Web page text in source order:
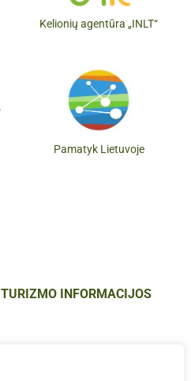
Kelionių agentūra „INLT“
Pamatyk Lietuvoje
INFORMACIJOS
Švenčionys